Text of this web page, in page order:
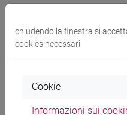
Materiali didattici
chiudendo la finestra si
cookies necessari
Cookie
Informazioni sui